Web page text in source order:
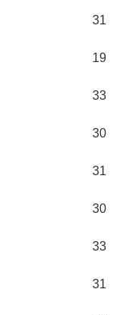
31
19
33
30
31
30
33
31